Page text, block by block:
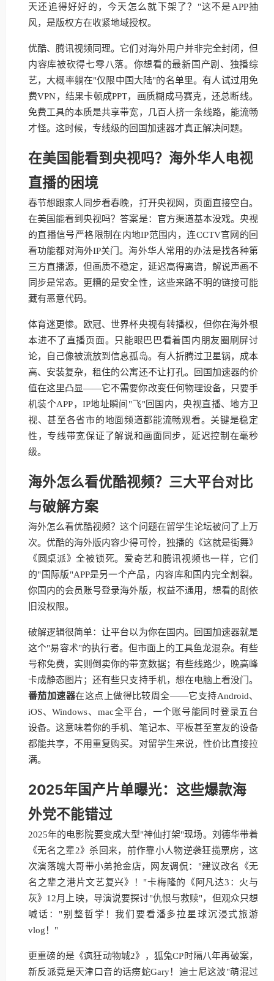
天还追得好好的，今天怎么就下架了？"这不是APP抽
风，是版权方在收紧地域授权。
优酷、腾讯视频同理。它们对海外用户并非完全封闭，但
内容库被砍得七零八落。你想看的最新国产剧、独播综
艺，大概率躺在"仅限中国大陆"的名单里。有人试过用免
费VPN，结果卡顿成PPT，画质糊成马赛克，还总断线。
免费工具的本质是共享带宽，几百人挤一条线路，能流畅
才怪。这时候，专线级的回国加速器才真正解决问题。
在美国能看到央视吗？海外华人电视
直播的困境
春节想跟家人同步看春晚，打开央视网，页面直接空白。
在美国能看到央视吗？答案是：官方渠道基本没戏。央视
的直播信号严格限制在内地IP范围内，连CCTV官网的回
看功能都对海外IP关门。海外华人常用的办法是找各种第
三方直播源，但画质不稳定，延迟高得离谱，解说声画不
同步是常态。更糟的是安全性，这些来路不明的链接可能
藏有恶意代码。
体育迷更惨。欧冠、世界杯央视有转播权，但你在海外根
本进不了直播页面。只能眼巴巴看着国内朋友圈刷屏讨
论，自己像被流放到信息孤岛。有人折腾过卫星锅，成本
高、安装复杂，租住的公寓还不让打孔。回国加速器的价
值在这里凸显——它不需要你改变任何物理设备，只要手
机装个APP，IP地址瞬间"飞"回国内，央视直播、地方卫
视、甚至各省市的地面频道都能流畅观看。关键是稳定
性，专线带宽保证了解说和画面同步，延迟控制在毫秒
级。
海外怎么看优酷视频？三大平台对比
与破解方案
海外怎么看优酷视频？这个问题在留学生论坛被问了上万
次。优酷的海外版内容少得可怜，独播的《这就是街舞》
《圆桌派》全被锁死。爱奇艺和腾讯视频也一样，它们
的"国际版"APP是另一个产品，内容库和国内完全割裂。
你国内的会员账号登录海外版，权益不通用，想看的剧依
旧没权限。
破解逻辑很简单：让平台以为你在国内。回国加速器就是
这个"易容术"的执行者。但市面上的工具鱼龙混杂。有些
号称免费，实则倒卖你的带宽数据；有些线路少，晚高峰
卡成静态图片；还有些只支持手机，想在电脑上看没门。
番茄加速器在这点上做得比较周全——它支持Android、
iOS、Windows、mac全平台，一个账号能同时登录五台
设备。这意味着你的手机、笔记本、平板甚至室友的设备
都能共享，不用重复购买。对留学生来说，性价比直接拉
满。
2025年国产片单曝光：这些爆款海
外党不能错过
2025年的电影院要变成大型"神仙打架"现场。刘德华带着
《无名之辈2》杀回来，前作靠小人物逆袭狂揽票房，这
次演落魄大哥带小弟抢金店，网友调侃："建议改名《无
名之辈之港片文艺复兴》！"卡梅隆的《阿凡达3：火与
灰》12月上映，导演说要探讨"仇恨与救赎"，但观众只想
喊话："别整哲学！我们要看潘多拉星球沉浸式旅游
vlog！"
更重磅的是《疯狂动物城2》，狐兔CP时隔八年再破案，
新反派竟是天津口音的话痨蛇Gary！迪士尼这波"萌混过